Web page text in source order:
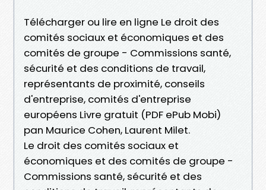
Télécharger ou lire en ligne Le droit des
comités sociaux et économiques et des
comités de groupe - Commissions santé,
sécurité et des conditions de travail,
représentants de proximité, conseils
d'entreprise, comités d'entreprise
européens Livre gratuit (PDF ePub Mobi)
pan Maurice Cohen, Laurent Milet.
Le droit des comités sociaux et
économiques et des comités de groupe -
Commissions santé, sécurité et des